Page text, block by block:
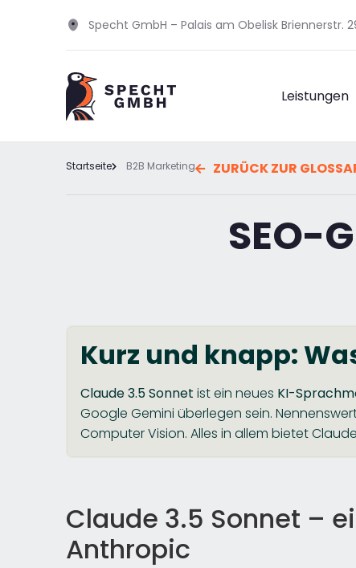
Specht GmbH – Palais am Obelisk Briennerstr.
Leistungen
Startseite B2B Marketing ZURÜCK ZUR
SEO-
Kurz und knapp:
Claude 3.5 Sonnet ist ein neues KI-
Google Gemini überlegen sein.
Computer Vision. Alles in allem bietet
Claude 3.5 Sonnet –
Anthropic